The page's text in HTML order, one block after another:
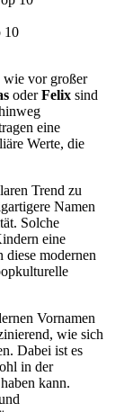
10
wie vor großer
oderFelix sind
eine
Werte, die
Trend zu
Namen
Solche
eine
modernen
Vornamen
wie sich
Dabei ist es
in der
kann.